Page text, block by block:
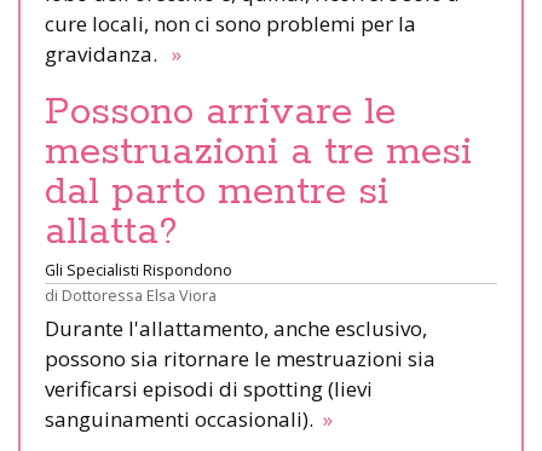
cure locali, non ci sono problemi per la
gravidanza. »
Possono arrivare le
mestruazioni a tre mesi
dal parto mentre si
allatta?
Gli Specialisti Rispondono
di Dottoressa Elsa Viora
Durante l'allattamento, anche esclusivo,
possono sia ritornare le mestruazioni sia
verificarsi episodi di spotting (lievi
sanguinamenti occasionali). »